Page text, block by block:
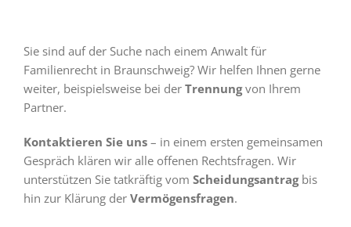
Sie sind auf der Suche nach einem Anwalt für
Familienrecht in Braunschweig? Wir helfen Ihnen gerne
weiter, beispielsweise bei der Trennungvon Ihrem
Partner.
Kontaktieren Sie uns– in einem ersten gemeinsamen
Gespräch klären wir alle offenen Rechtsfragen. Wir
unterstützen Sie tatkräftig vom Scheidungsantragbis
hin zur Klärung der Vermögensfragen.